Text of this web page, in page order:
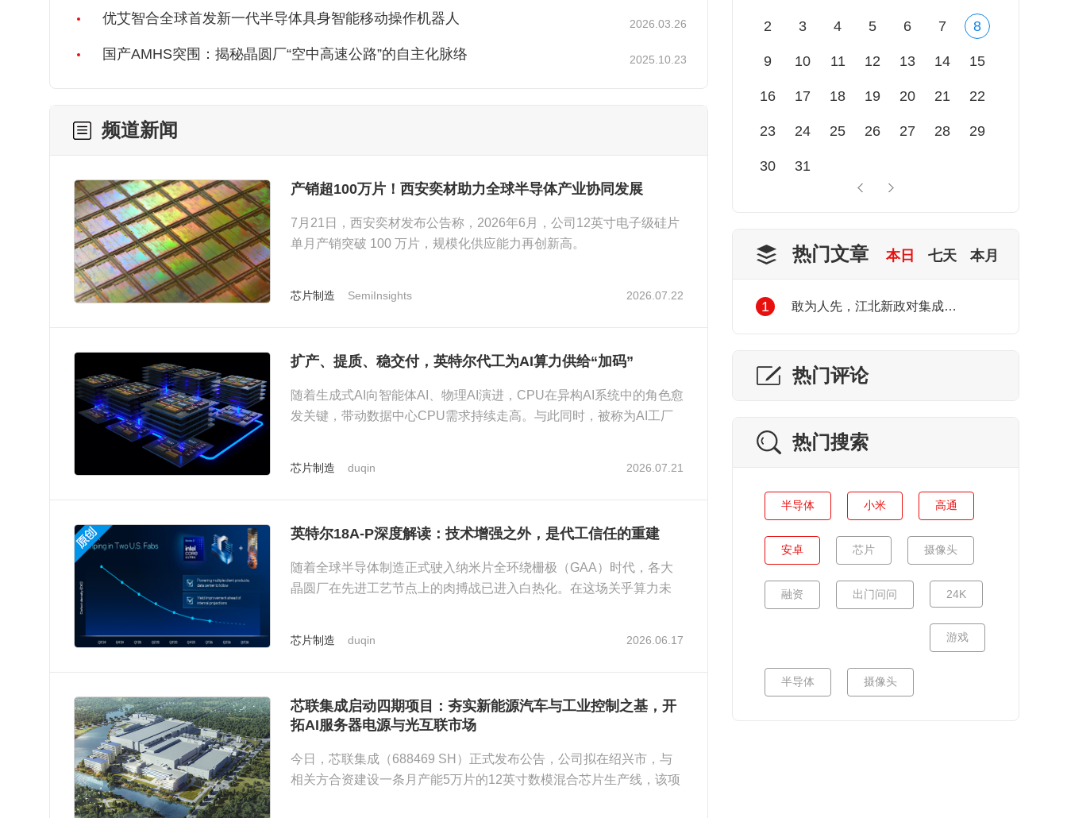
优艾智合全球首发新一代半导体具身智能移动操作机器人 2026.03.26
国产AMHS突围：揭秘晶圆厂“空中高速公路”的自主化脉络 2025.10.23
频道新闻
产销超100万片！西安奕材助力全球半导体产业协同发展
7月21日，西安奕材发布公告称，2026年6月，公司12英寸电子级硅片
单月产销突破 100 万片，规模化供应能力再创新高。
芯片制造 SemiInsights 2026.07.22
扩产、提质、稳交付，英特尔代工为AI算力供给“加码”
随着生成式AI向智能体AI、物理AI演进，CPU在异构AI系统中的角色愈
发关键，带动数据中心CPU需求持续走高。与此同时，被称为AI工厂
芯片制造 duqin 2026.07.21
英特尔18A-P深度解读：技术增强之外，是代工信任的重建
随着全球半导体制造正式驶入纳米片全环绕栅极（GAA）时代，各大
晶圆厂在先进工艺节点上的肉搏战已进入白热化。在这场关乎算力未
芯片制造 duqin 2026.06.17
芯联集成启动四期项目：夯实新能源汽车与工业控制之基，开
拓AI服务器电源与光互联市场
今日，芯联集成（688469 SH）正式发布公告，公司拟在绍兴市，与
相关方合资建设一条月产能5万片的12英寸数模混合芯片生产线，该项
2 3 4 5 6 7 8
9 10 11 12 13 14 15
16 17 18 19 20 21 22
23 24 25 26 27 28 29
30 31
热门文章 本日 七天 本月
1 敢为人先，江北新政对集成电路产业发展的利好
热门评论
热门搜索
半导体 小米 高通
安卓 芯片 摄像头
融资 出门问问 24K
游戏
半导体 摄像头